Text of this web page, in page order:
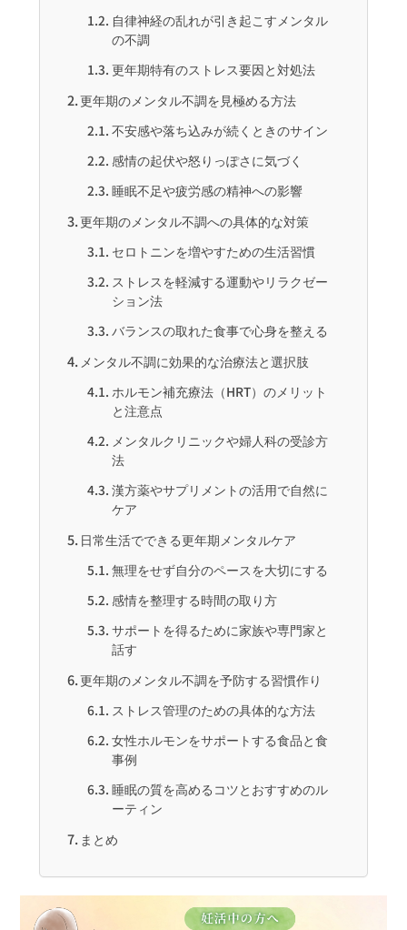
自律神経の乱れが引き起こすメンタル
の不調
更年期特有のストレス要因と対処法
更年期のメンタル不調を見極める方法
不安感や落ち込みが続くときのサイン
感情の起伏や怒りっぽさに気づく
睡眠不足や疲労感の精神への影響
更年期のメンタル不調への具体的な対策
セロトニンを増やすための生活習慣
ストレスを軽減する運動やリラクゼー
ション法
バランスの取れた食事で心身を整える
メンタル不調に効果的な治療法と選択肢
ホルモン補充療法（HRT）のメリット
と注意点
メンタルクリニックや婦人科の受診方
法
漢方薬やサプリメントの活用で自然に
ケア
日常生活でできる更年期メンタルケア
無理をせず自分のペースを大切にする
感情を整理する時間の取り方
サポートを得るために家族や専門家と
話す
更年期のメンタル不調を予防する習慣作り
ストレス管理のための具体的な方法
女性ホルモンをサポートする食品と食
事例
睡眠の質を高めるコツとおすすめのル
ーティン
まとめ